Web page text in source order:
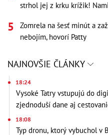
strhol jej z krku krížik!
Zomrela na šesť minút a
nebojím, hovorí Patty
NAJNOVŠIE ČLÁNKY
18:24
Vysoké Tatry vstupujú do
zjednoduší dane aj
18:08
Typ dronu, ktorý vybuchol v